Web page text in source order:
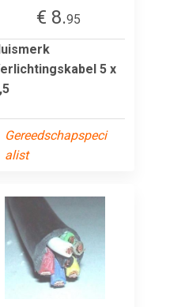
€ 8.95
5 x
Gereedschapspeci
alist